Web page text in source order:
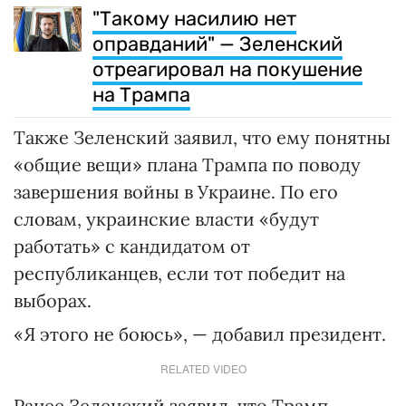
"Такому насилию нет
оправданий" — Зеленский
отреагировал на покушение
на Трампа
Также Зеленский заявил, что ему понятны
«общие вещи» плана Трампа по поводу
завершения войны в Украине. По его
словам, украинские власти «будут
работать» с кандидатом от
республиканцев, если тот победит на
выборах.
«Я этого не боюсь», — добавил президент.
RELATED VIDEO